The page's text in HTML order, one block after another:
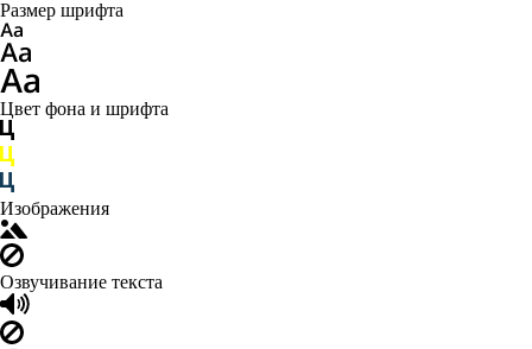
Размер шрифта
Цвет фона и шрифта
Изображения
Озвучивание текста